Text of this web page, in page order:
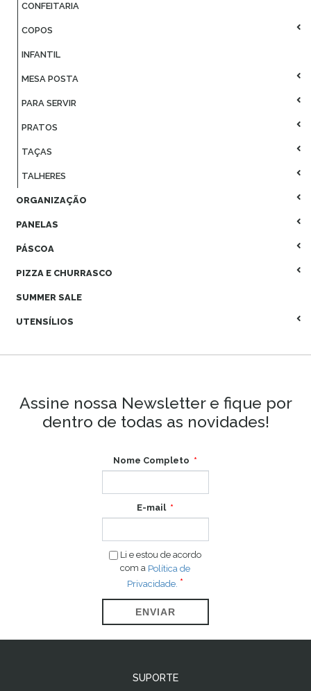
CONFEITARIA
COPOS
INFANTIL
MESA POSTA
PARA SERVIR
PRATOS
TAÇAS
TALHERES
ORGANIZAÇÃO
PANELAS
PÁSCOA
PIZZA E CHURRASCO
SUMMER SALE
UTENSÍLIOS
Assine nossa Newsletter e fique por
dentro de todas as novidades!
Nome Completo
E-mail
Li e estou de acordo
com a Política de
Privacidade.
ENVIAR
SUPORTE